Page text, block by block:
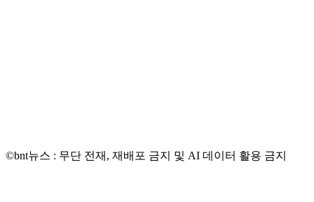
©bnt뉴스 : 무단 전재, 재배포 금지 및 AI 데이터 활용 금지